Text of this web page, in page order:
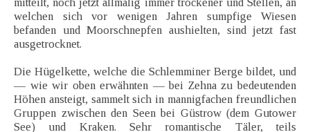
mitteilt, noch jetzt allmälig immer trockener und Stellen, an
welchen sich vor wenigen Jahren sumpfige Wiesen
befanden und Moorschnepfen aushielten, sind jetzt fast
ausgetrocknet.
Die Hügelkette, welche die Schlemminer Berge bildet, und
— wie wir oben erwähnten — bei Zehna zu bedeutenden
Höhen ansteigt, sammelt sich in mannigfachen freundlichen
Gruppen zwischen den Seen bei Güstrow (dem Gutower
See) und Kraken. Sehr romantische Täler, teils